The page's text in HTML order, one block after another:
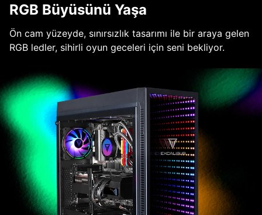
RGB Büyüsünü Yaşa
Ön cam yüzeyde, sınırsızlık tasarımı ile bir araya gelen
RGB ledler, sihirli oyun geceleri için seni bekliyor.